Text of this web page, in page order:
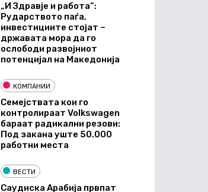
„И Здравје и работа“:
Рударството паѓа,
инвестициите стојат –
државата мора да го
ослободи развојниот
потенцијал на Македонија
КОМПАНИИ
Семејствата кои го
контролираат Volkswagen
бараат радикални резови:
Под закана уште 50.000
работни места
ВЕСТИ
Саудиска Арабија првпат